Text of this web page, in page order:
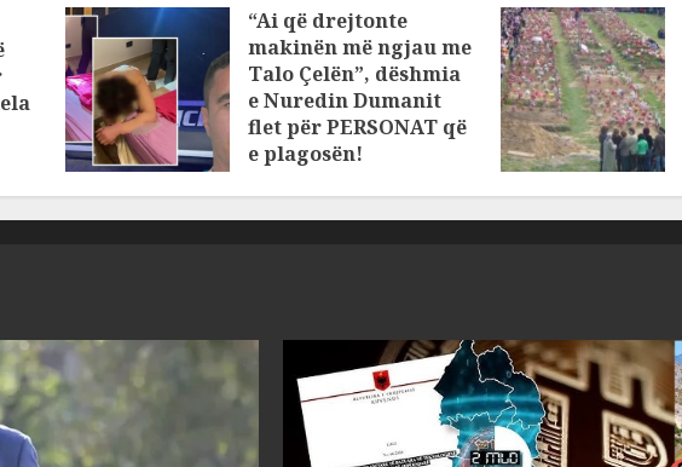
“Ai që drejtonte
makinën më ngjau me
Talo Çelën”, dëshmia
e Nuredin Dumanit
flet për PERSONAT që
e plagosën!